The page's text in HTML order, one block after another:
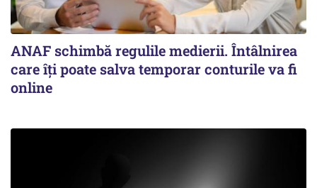
ANAF schimbă regulile medierii. Întâlnirea
care îți poate salva temporar conturile va fi
online